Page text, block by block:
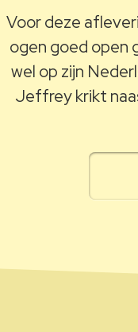
Voor deze
ogen goed open
wel op zijn
Jeffrey krikt